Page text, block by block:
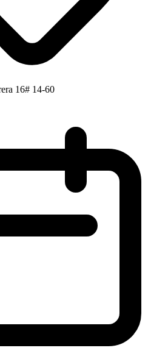
16# 14-60